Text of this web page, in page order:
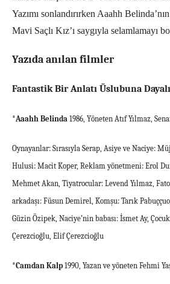
Yazımı sonlandırırken Aaahh
Mavi Saçlı Kız’ı saygıyla selamlamayı
Yazıda anılan filmler
Fantastik Bir Anlatı Üslubuna
*Aaahh Belinda 1986, Yöneten Atıf Yılmaz,
Oynayanlar: Sırasıyla Serap, Asiye ve Naciye:
Hulusi: Macit Koper, Reklam yönetmeni: Erol
Mehmet Akan, Tiyatrocular: Levend Yılmaz,
arkadaşı: Füsun Demirel, Komşu: Tarık
Güzin Özipek, Naciye’nin babası: İsmet Ay,
Çerezcioğlu, Elif Çerezcioğlu
*Camdan Kalp 1990, Yazan ve yöneten Fehmi